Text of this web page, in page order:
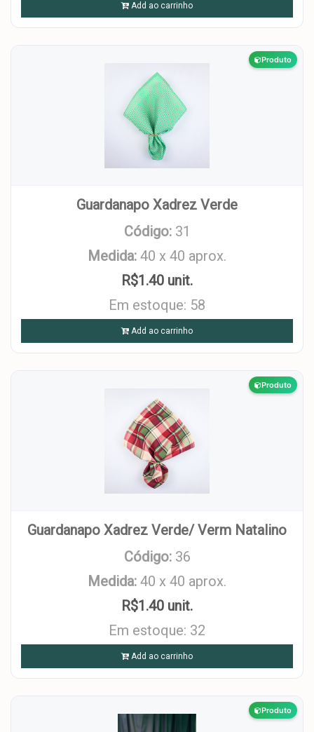
Add ao carrinho
Produto
Guardanapo Xadrez Verde
Código: 31
Medida: 40 x 40 aprox.
R$1.40 unit.
Em estoque: 58
Add ao carrinho
Produto
Guardanapo Xadrez Verde/ Verm Natalino
Código: 36
Medida: 40 x 40 aprox.
R$1.40 unit.
Em estoque: 32
Add ao carrinho
Produto